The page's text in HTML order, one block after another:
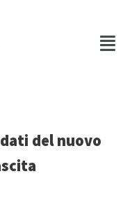
del nuovo